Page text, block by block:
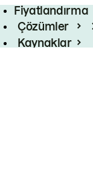
Fiyatlandırma
Çözümler
Kaynaklar